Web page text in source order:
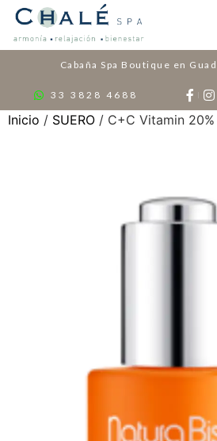
Cabaña Spa Boutique en
33 3828 4688
Inicio / SUERO / C+C Vitamin